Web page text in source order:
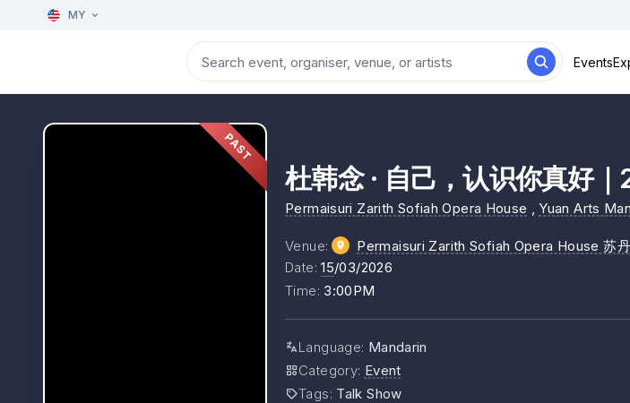
MY
Events
PAST
杜韩念 · 自己，认识你真好
Permaisuri Zarith Sofiah Opera House Yuan Arts
Venue: Permaisuri Zarith Sofiah Opera House 苏
Date:15/03/2026
Time: 3:00PM
Language: Mandarin
Category: Event
Tags: Talk Show